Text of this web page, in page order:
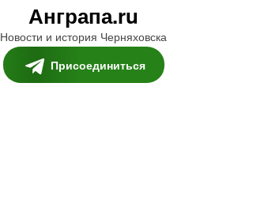
Анграпа.ru
Новости и история Черняховска
Присоединиться